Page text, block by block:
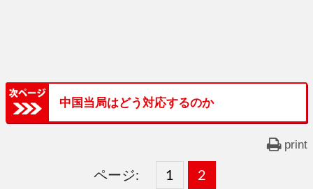
中国当局はどう対応するのか
print
ページ:
固
1 ,
固
2